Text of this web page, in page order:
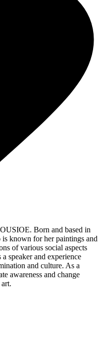
Born and based in
known for her paintings and
of various social aspects
speaker and experience
and culture. As a
awareness and change